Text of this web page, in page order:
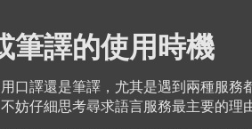
筆譯的使用時機
口譯還是筆譯，尤其是遇到兩種服
妨仔細思考尋求語言服務最主要的理